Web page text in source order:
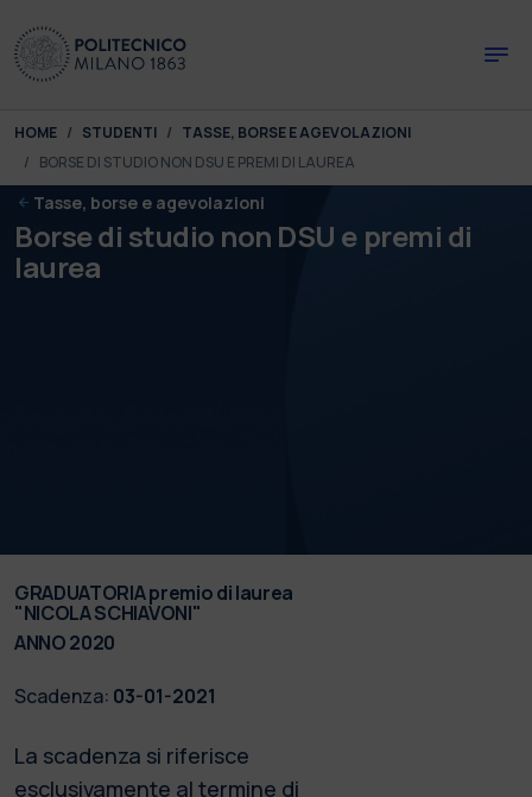
You are here:
HOME STUDENTI
TASSE, BORSE E AGEVOLAZIONI
BORSE DI STUDIO NON DSU E PREMI DI LAUREA
Tasse, borse e agevolazioni
Borse di studio non DSU e premi di
laurea
GRADUATORIA premio di laurea
"NICOLA SCHIAVONI"
ANNO 2020
Scadenza: 03-01-2021
La scadenza si riferisce
esclusivamente al termine di